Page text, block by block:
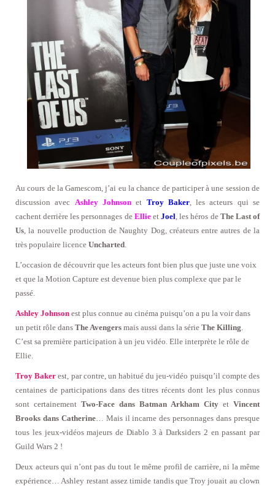
Au cours de la Gamescom, j’ai eu la chance de participer à une session de
discussion avec Ashley Johnsonet Troy Baker, les acteurs qui se
cachent derrière les personnages de EllieetJoel , les héros deThe Last of
Us , la nouvelle production de Naughty Dog, créateurs entre autres de la
très populaire licence Uncharted
L’occasion de découvrir que les acteurs font bien plus que juste une voix
et que la Motion Capture est devenue bien plus complexe que par le
passé.
Ashley Johnson est plus connue au cinéma puisqu’on a pu la voir dans
un petit rôle dans The Avengers mais aussi dans la série The Killing
C’est sa première participation à un jeu vidéo. Elle interprète le rôle de
Ellie.
Troy Baker est, par contre, un habitué du jeu-vidéo puisqu’il compte des
centaines de participations dans des titres récents dont les plus connus
sont certainement Two-Face dans Batman Arkham City et Vincent
Brooks dans Catherine… Mais il incarne des personnages dans presque
tous les jeux-vidéos majeurs de Diablo 3 à Darksiders 2 en passant par
Guild Wars 2 !
Deux acteurs qui n’ont pas du tout le même profil de carrière, ni la même
expérience… Ashley restant assez timide tandis que Troy jouait au clown